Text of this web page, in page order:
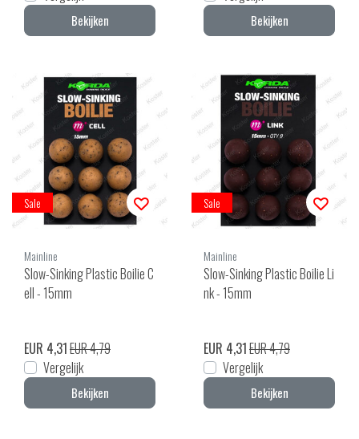
Bekijken Bekijken
Sale
Mainline
Slow-Sinking Plastic Boilie C
ell - 15mm
EUR 4,31EUR 4,79
Vergelijk
Bekijken
Sale
Mainline
Slow-Sinking Plastic Boilie Li
nk - 15mm
EUR 4,31EUR 4,79
Vergelijk
Bekijken